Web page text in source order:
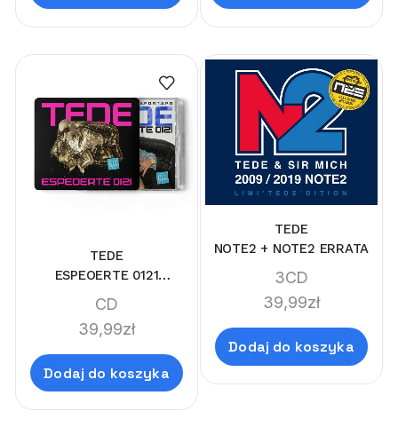
TEDE
ESPEOERTE 0121
(LIMI'TEDE'DITION)
CD
39,99zł
Dodaj do koszyka
TEDE
NOTE2 + NOTE2 ERRATA
3CD
39,99zł
Dodaj do koszyka